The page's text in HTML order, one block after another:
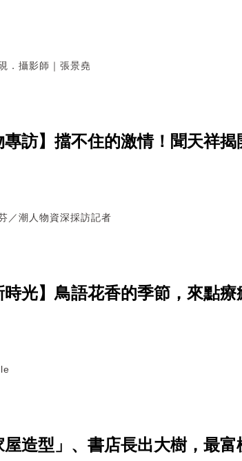
．攝影師｜張景堯
專訪】擋不住的激情！聞天祥
／潮人物資深採訪記者
時光】鳥語花香的季節，來點
屋造型」、書店長出大樹，最